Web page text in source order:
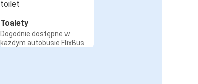
Toalety
Dogodnie dostępne w
każdym autobusie FlixBus